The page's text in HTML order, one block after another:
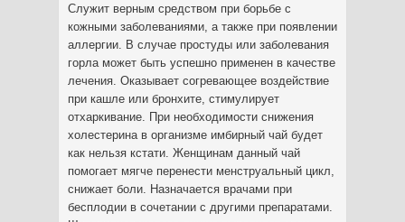
Служит верным средством при борьбе с
кожными заболеваниями, а также при появлении
аллергии. В случае простуды или заболевания
горла может быть успешно применен в качестве
лечения. Оказывает согревающее воздействие
при кашле или бронхите, стимулирует
отхаркивание. При необходимости снижения
холестерина в организме имбирный чай будет
как нельзя кстати. Женщинам данный чай
помогает мягче перенести менструальный цикл,
снижает боли. Назначается врачами при
бесплодии в сочетании с другими препаратами.